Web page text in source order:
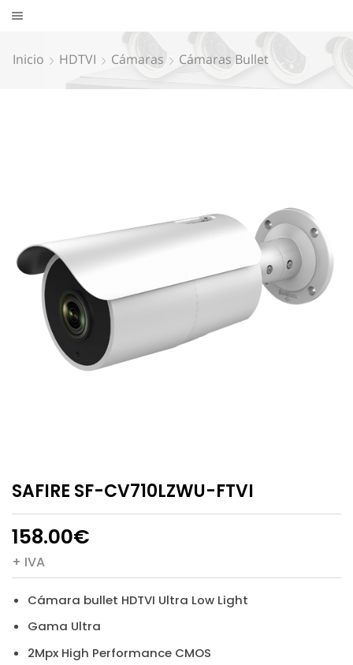
Inicio HDTVI Cámaras Cámaras Bullet
SAFIRE SF-CV710LZWU-FTVI
158.00€
+ IVA
Cámara bullet HDTVI Ultra Low Light
Gama Ultra
2Mpx High Performance CMOS